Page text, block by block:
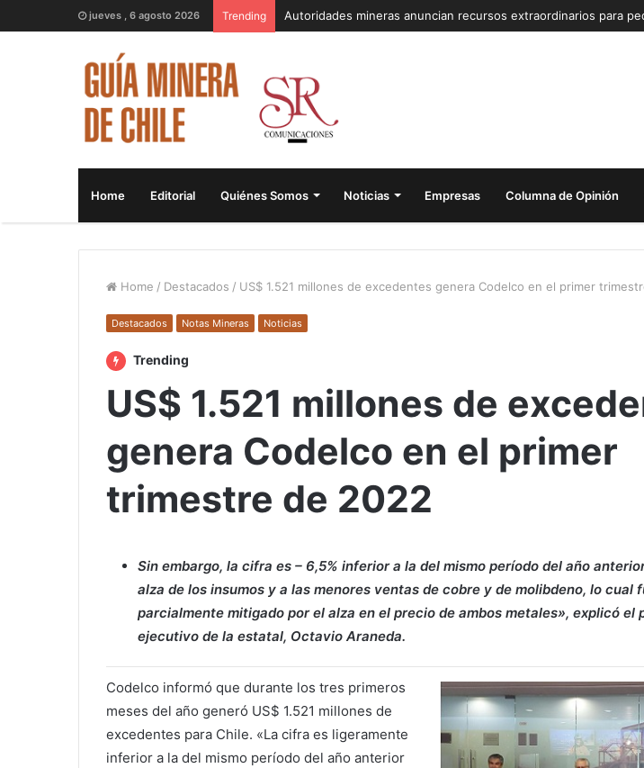
jueves , 6 agosto 2026 Trending
Home Editorial Quiénes Somos Noticias Empresas Columna de Opinión
Home / Destacados / US$ 1.521 millones de excedentes genera Codelco en el primer
Destacados Notas Mineras Noticias
Trending
US$ 1.521 millones de
genera Codelco en el primer
trimestre de 2022
Sin embargo, la cifra es – 6,5% inferior a la del mismo período del año
alza de los insumos y a las menores ventas de cobre y de molibdeno, lo cual
parcialmente mitigado por el alza en el precio de ambos metales», explicó el
ejecutivo de la estatal, Octavio Araneda.
Codelco informó que durante los tres primeros
meses del año generó US$ 1.521 millones de
excedentes para Chile. «La cifra es ligeramente
inferior a la del mismo período del año anterior